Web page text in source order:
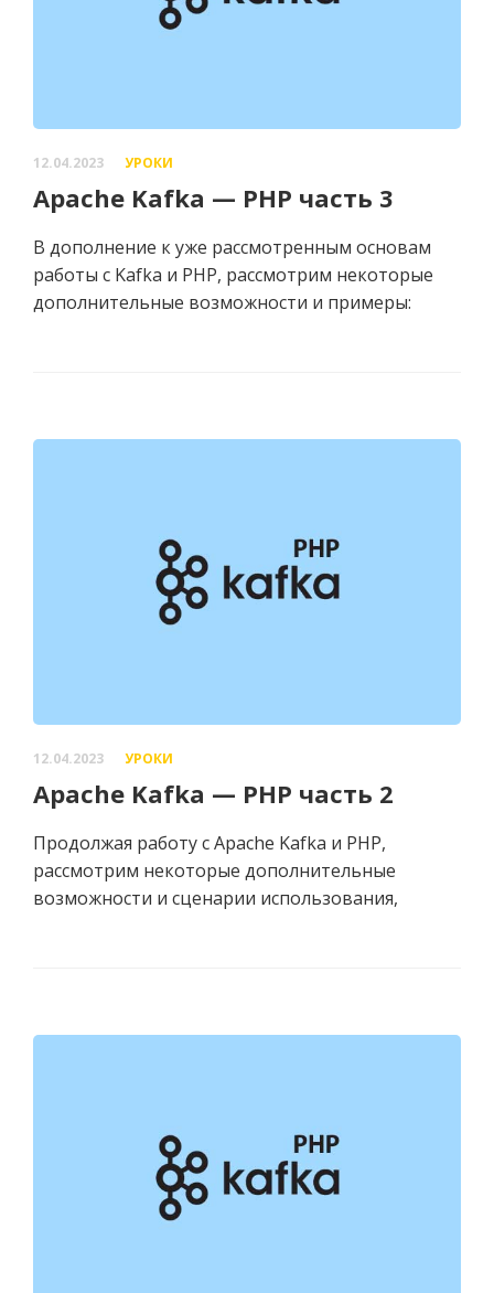
12.04.2023 УРОКИ
Apache Kafka — PHP часть 3
В дополнение к уже рассмотренным основам
работы с Kafka и PHP, рассмотрим некоторые
дополнительные возможности и примеры:
12.04.2023 УРОКИ
Apache Kafka — PHP часть 2
Продолжая работу с Apache Kafka и PHP,
рассмотрим некоторые дополнительные
возможности и сценарии использования,